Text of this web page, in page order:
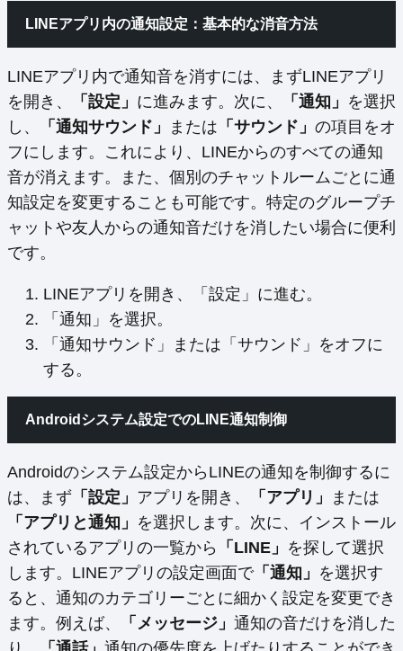
LINEアプリ内の通知設定：基本的な消音方法
LINEアプリ内で通知音を消すには、まずLINEアプリ
を開き、
「設定」 に進みます。次に、 「通知」 を選択
し、
「通知サウンド」 または 「サウンド」 の項目をオ
フにします。これにより、LINEからのすべての通知
音が消えます。また、個別のチャットルームごとに通
知設定を変更することも可能です。特定のグループチ
ャットや友人からの通知音だけを消したい場合に便利
です。
LINEアプリを開き、「設定」に進む。
「通知」を選択。
「通知サウンド」または「サウンド」をオフに
する。
Androidシステム設定でのLINE通知制御
Androidのシステム設定からLINEの通知を制御するに
は、まず 「設定」 アプリを開き、 「アプリ」
または
「アプリと通知」 を選択します。次に、インストール
されているアプリの一覧から
「LINE」 を探して選択
します。LINEアプリの設定画面で「通知」 を選択す
ると、通知のカテゴリーごとに細かく設定を変更でき
ます。例えば、
「メッセージ」 通知の音だけを消した